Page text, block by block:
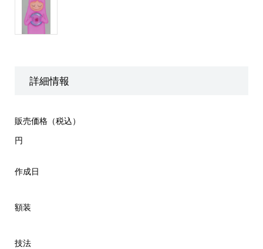
詳細情報
販売価格（税込）
円
作成日
額装
技法